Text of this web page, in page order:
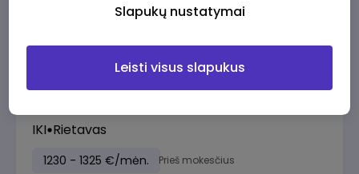
Kasininkas (-ė) - pardavėjas (-a), Plungės
IKI Rietavas
1230 - 1325 €/mėn. Prieš mokesčius
Slapukų nustatymai
Leisti visus slapukus